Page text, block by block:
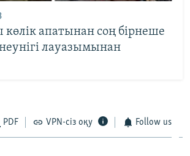
апатынан соң бірнеше
лауазымынан
PDF VPN-сіз оқу Follow us